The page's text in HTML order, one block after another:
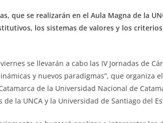
que se realizarán en el Aula Magna de la
los sistemas de valores y los
se llevarán a cabo las IV Jornadas de
y nuevos paradigmas”, que organiza
de la Universidad Nacional de
de la UNCA y la Universidad de Santiago del